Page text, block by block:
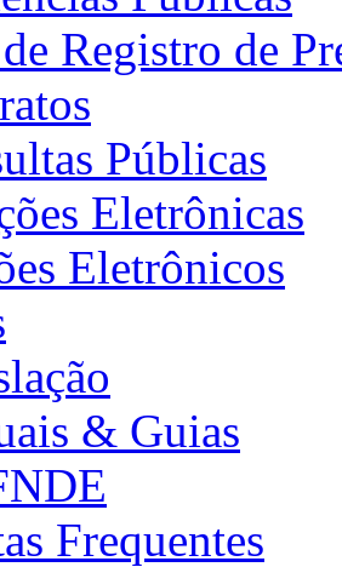
Registro de
Públicas
Eletrônicas
Eletrônicos
& Guias
Frequentes